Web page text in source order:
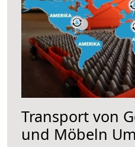
Transport von
und Möbeln